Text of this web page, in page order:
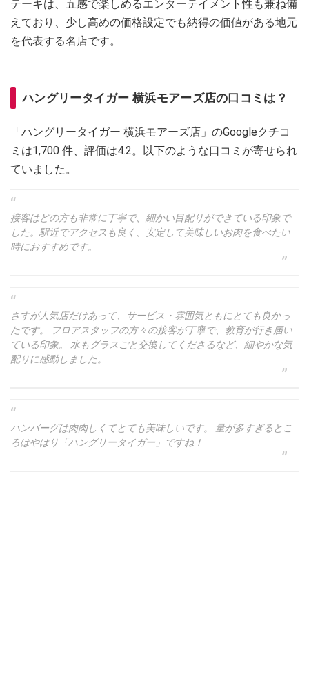
テーキは、五感で楽しめるエンターテイメント性も兼ね備
えており、少し高めの価格設定でも納得の価値がある地元
を代表する名店です。
ハングリータイガー 横浜モアーズ店の口コミは？
「ハングリータイガー 横浜モアーズ店」のGoogleクチコ
ミは1,700 件、評価は4.2。以下のような口コミが寄せられ
ていました。
接客はどの方も非常に丁寧で、細かい目配りができている印象で
した。駅近でアクセスも良く、安定して美味しいお肉を食べたい
時におすすめです。
さすが人気店だけあって、サービス・雰囲気ともにとても良かっ
たです。 フロアスタッフの方々の接客が丁寧で、教育が行き届い
ている印象。 水もグラスごと交換してくださるなど、細やかな気
配りに感動しました。
ハンバーグは肉肉しくてとても美味しいです。 量が多すぎるとこ
ろはやはり「ハングリータイガー」ですね！